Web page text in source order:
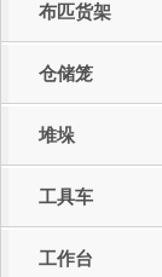
布匹货架
仓储笼
堆垛
工具车
工作台